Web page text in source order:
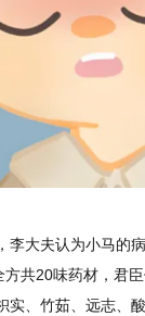
大夫认为小马的
共20味药材，君
、竹茹、远志、